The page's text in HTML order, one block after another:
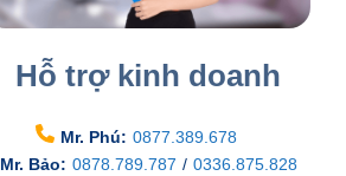
Hỗ trợ kinh doanh
Mr. Phú: 0877.389.678
Mr. Bảo: 0878.789.787 / 0336.875.828